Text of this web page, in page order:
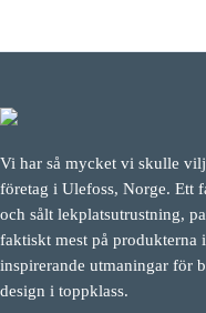
Vi har så mycket vi skulle
företag i Ulefoss, Norge. Ett
och sålt lekplatsutrustning,
faktiskt mest på produkterna
inspirerande utmaningar för
design i toppklass.